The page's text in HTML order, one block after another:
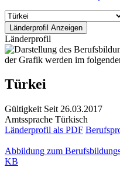
Länderprofil
Türkei
Gültigkeit Seit 26.03.2017
Amtssprache Türkisch
Länderprofil als PDF
Abbildung zum
KB